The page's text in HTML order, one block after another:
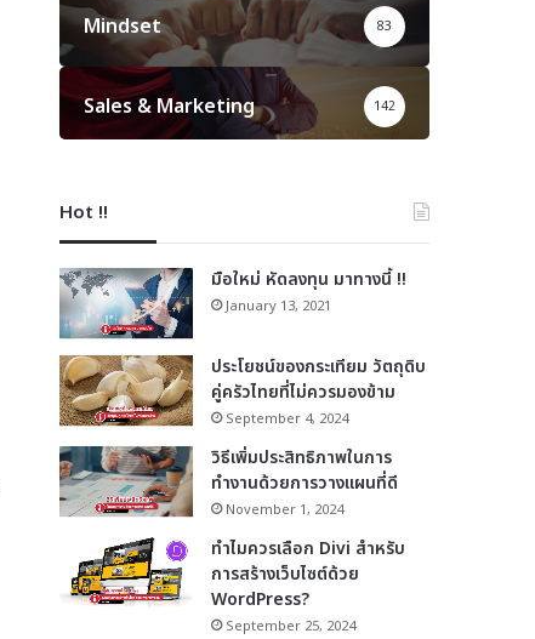
Mindset 83
Sales & Marketing 142
Hot !!
มือใหม่ หัดลงทุน มาทางนี้ !!
January 13, 2021
ประโยชน์ของกระเทียม วัตถุดิบ
คู่ครัวไทยที่ไม่ควรมองข้าม
September 4, 2024
วิธีเพิ่มประสิทธิภาพในการ
ทำงานด้วยการวางแผนที่ดี
November 1, 2024
ทำไมควรเลือก Divi สำหรับ
การสร้างเว็บไซต์ด้วย
WordPress?
September 25, 2024